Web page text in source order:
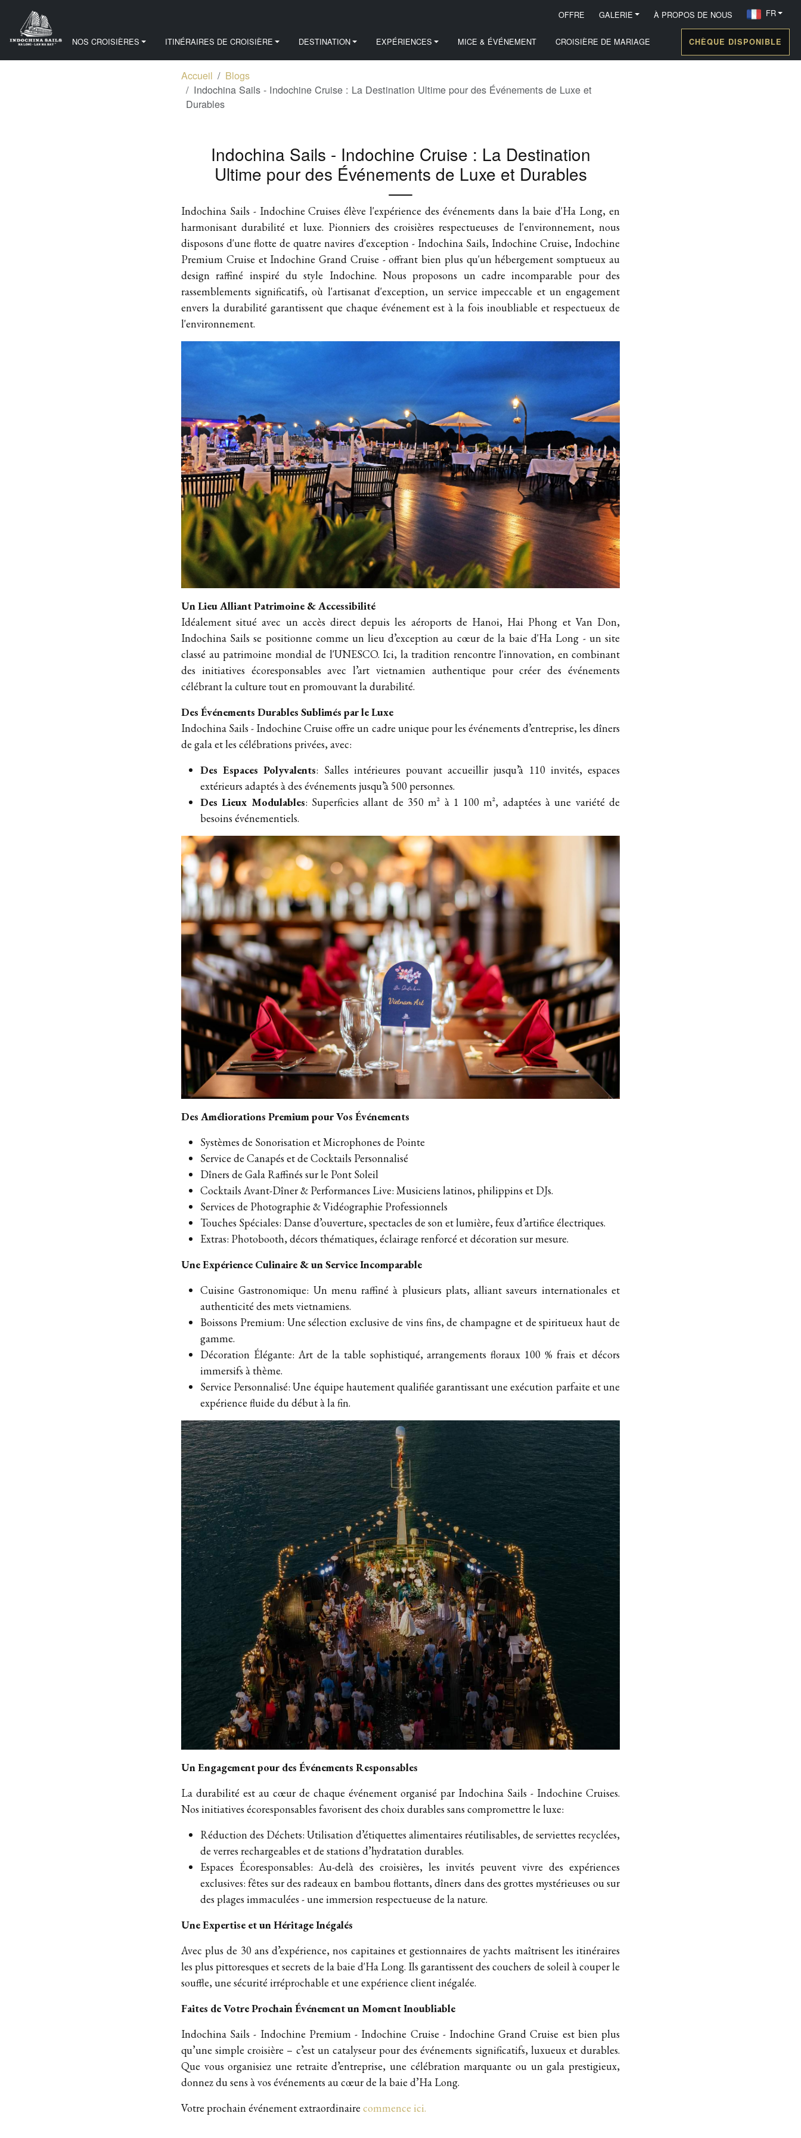
OFFRE GALERIE À PROPOS DE NOUS FR
NOS CROISIÈRES ITINÉRAIRES DE CROISIÈRE DESTINATION EXPÉRIENCES MICE & ÉVÉNEMENT CROISIÈRE DE MARIAGE CHÈQUE DISPONIBLE
Accueil
Blogs
Indochina Sails - Indochine Cruise : La Destination Ultime pour des Événements de Luxe et
Durables
Indochina Sails - Indochine Cruise : La Destination
Ultime pour des Événements de Luxe et Durables
Indochina Sails - Indochine Cruises élève l'expérience des événements dans la baie d'Ha Long, en
harmonisant durabilité et luxe. Pionniers des croisières respectueuses de l'environnement, nous
disposons d'une flotte de quatre navires d'exception - Indochina Sails, Indochine Cruise, Indochine
Premium Cruise et Indochine Grand Cruise - offrant bien plus qu'un hébergement somptueux au
design raffiné inspiré du style Indochine. Nous proposons un cadre incomparable pour des
rassemblements significatifs, où l'artisanat d'exception, un service impeccable et un engagement
envers la durabilité garantissent que chaque événement est à la fois inoubliable et respectueux de
l'environnement.
Un Lieu Alliant Patrimoine & Accessibilité
Idéalement situé avec un accès direct depuis les aéroports de Hanoi, Hai Phong et Van Don,
Indochina Sails se positionne comme un lieu d’exception au cœur de la baie d'Ha Long - un site
classé au patrimoine mondial de l'UNESCO. Ici, la tradition rencontre l'innovation, en combinant
des initiatives écoresponsables avec l’art vietnamien authentique pour créer des événements
célébrant la culture tout en promouvant la durabilité.
Des Événements Durables Sublimés par le Luxe
Indochina Sails - Indochine Cruise offre un cadre unique pour les événements d’entreprise, les dîners
de gala et les célébrations privées, avec:
Des Espaces Polyvalents: Salles intérieures pouvant accueillir jusqu’à 110 invités, espaces
extérieurs adaptés à des événements jusqu’à 500 personnes.
Des Lieux Modulables: Superficies allant de 350 m² à 1 100 m², adaptées à une variété de
besoins événementiels.
Des Améliorations Premium pour Vos Événements
Systèmes de Sonorisation et Microphones de Pointe
Service de Canapés et de Cocktails Personnalisé
Dîners de Gala Raffinés sur le Pont Soleil
Cocktails Avant-Dîner & Performances Live: Musiciens latinos, philippins et DJs.
Services de Photographie & Vidéographie Professionnels
Touches Spéciales: Danse d’ouverture, spectacles de son et lumière, feux d’artifice électriques.
Extras: Photobooth, décors thématiques, éclairage renforcé et décoration sur mesure.
Une Expérience Culinaire & un Service Incomparable
Cuisine Gastronomique: Un menu raffiné à plusieurs plats, alliant saveurs internationales et
authenticité des mets vietnamiens.
Boissons Premium: Une sélection exclusive de vins fins, de champagne et de spiritueux haut de
gamme.
Décoration Élégante: Art de la table sophistiqué, arrangements floraux 100 % frais et décors
immersifs à thème.
Service Personnalisé: Une équipe hautement qualifiée garantissant une exécution parfaite et une
expérience fluide du début à la fin.
Un Engagement pour des Événements Responsables
La durabilité est au cœur de chaque événement organisé par Indochina Sails - Indochine Cruises.
Nos initiatives écoresponsables favorisent des choix durables sans compromettre le luxe:
Réduction des Déchets: Utilisation d’étiquettes alimentaires réutilisables, de serviettes recyclées,
de verres rechargeables et de stations d’hydratation durables.
Espaces Écoresponsables: Au-delà des croisières, les invités peuvent vivre des expériences
exclusives: fêtes sur des radeaux en bambou flottants, dîners dans des grottes mystérieuses ou sur
des plages immaculées - une immersion respectueuse de la nature.
Une Expertise et un Héritage Inégalés
Avec plus de 30 ans d’expérience, nos capitaines et gestionnaires de yachts maîtrisent les itinéraires
les plus pittoresques et secrets de la baie d'Ha Long. Ils garantissent des couchers de soleil à couper le
souffle, une sécurité irréprochable et une expérience client inégalée.
Faites de Votre Prochain Événement un Moment Inoubliable
Indochina Sails - Indochine Premium - Indochine Cruise - Indochine Grand Cruise est bien plus
qu’une simple croisière – c’est un catalyseur pour des événements significatifs, luxueux et durables.
Que vous organisiez une retraite d’entreprise, une célébration marquante ou un gala prestigieux,
donnez du sens à vos événements au cœur de la baie d’Ha Long.
Votre prochain événement extraordinaire commence ici.